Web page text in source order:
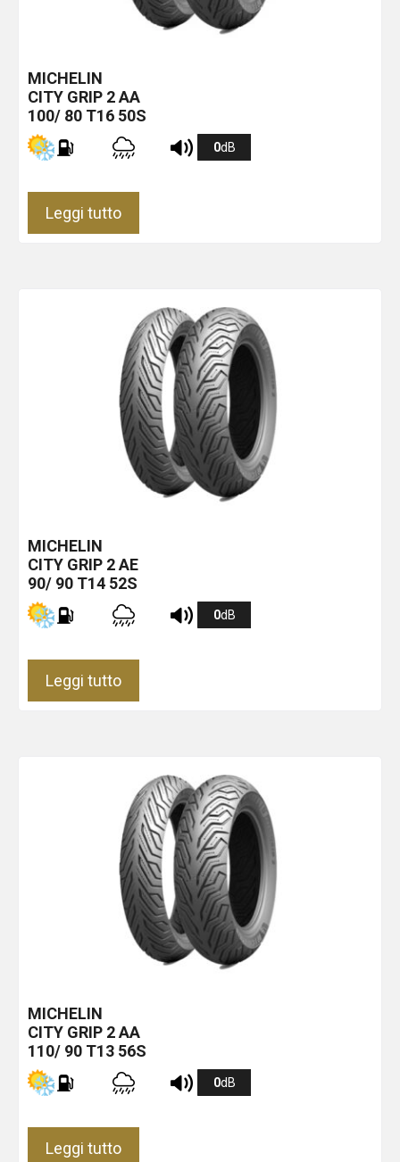
MICHELIN
CITY GRIP 2AA
100/ 80 T16 50S
0dB
Leggi tutto
MICHELIN
CITY GRIP 2AE
90/ 90 T14 52S
0dB
Leggi tutto
MICHELIN
CITY GRIP 2AA
110/ 90 T13 56S
0dB
Leggi tutto